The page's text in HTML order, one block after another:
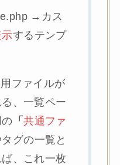
→カス
するテンプ
ファイルが
、一覧ペー
「共通ファ
グの一覧と
、これ一枚